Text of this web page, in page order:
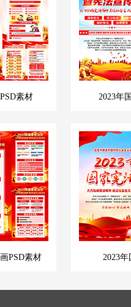
素材 2023年
PSD素材 2023